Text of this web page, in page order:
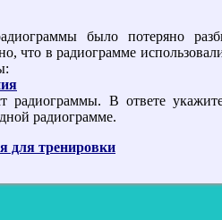
было потеряно
что в радиограмме
радиограммы. В ответе
радиограмме.
для тренировки